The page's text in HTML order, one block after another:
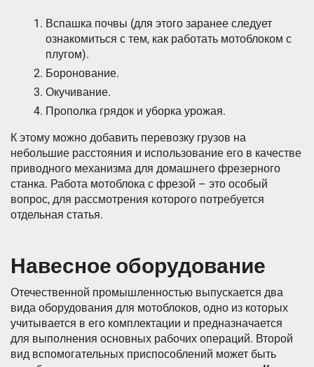
Вспашка почвы (для этого заранее следует
ознакомиться с тем, как работать мотоблоком с
плугом).
Боронование.
Окучивание.
Прополка грядок и уборка урожая.
К этому можно добавить перевозку грузов на
небольшие расстояния и использование его в качестве
приводного механизма для домашнего фрезерного
станка. Работа мотоблока с фрезой – это особый
вопрос, для рассмотрения которого потребуется
отдельная статья.
Навесное оборудование
Отечественной промышленностью выпускается два
вида оборудования для мотоблоков, одно из которых
учитывается в его комплектации и предназначается
для выполнения основных рабочих операций. Второй
вид вспомогательных приспособлений может быть